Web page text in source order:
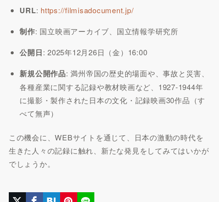
URL: https://filmisadocument.jp/
制作: 国立映画アーカイブ、国立情報学研究所
公開日: 2025年12月26日（金）16:00
新規公開作品: 満州帝国の歴史的場面や、事故と災害、
各種産業に関する記録や教材映画など、1927-1944年
に撮影・製作された日本の文化・記録映画30作品（す
べて無声）
この機会に、WEBサイトを通じて、日本の激動の時代を
生きた人々の記録に触れ、新たな発見をしてみてはいかが
でしょうか。